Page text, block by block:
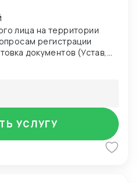
лица на территории
документов (Устав,
заявлений на
для
оригинала
(Business License);
о Регистрации
Получение
(Tax Certificate);
использование
exchange
УСЛУГУ